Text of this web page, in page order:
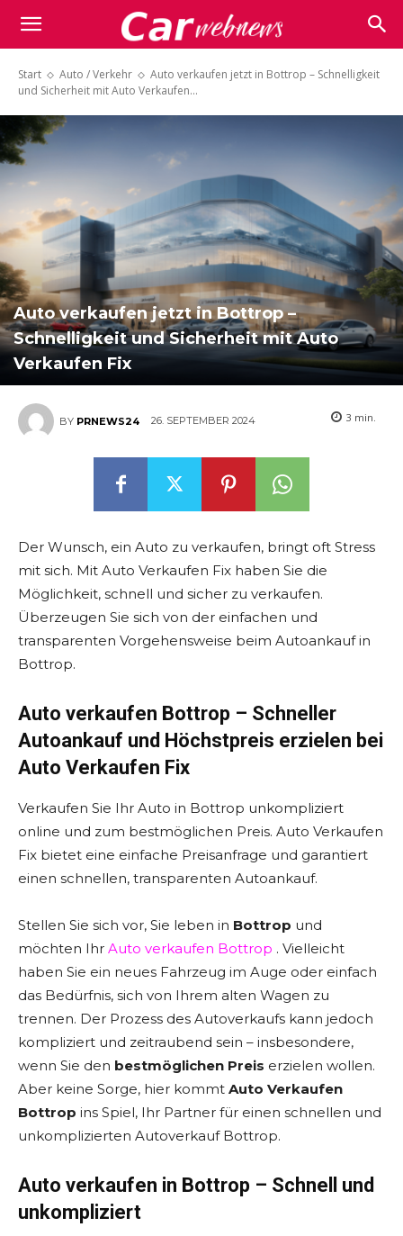
Carwebnews.com
Start Auto / Verkehr
Auto verkaufen jetzt in Bottrop – Schnelligkeit
und Sicherheit mit Auto Verkaufen...
Auto verkaufen jetzt in Bottrop –
Schnelligkeit und Sicherheit mit Auto
Verkaufen Fix
BY PRNEWS24 26. SEPTEMBER 2024 3 min.
Der Wunsch, ein Auto zu verkaufen, bringt oft Stress
mit sich. Mit Auto Verkaufen Fix haben Sie die
Möglichkeit, schnell und sicher zu verkaufen.
Überzeugen Sie sich von der einfachen und
transparenten Vorgehensweise beim Autoankauf in
Bottrop.
Auto verkaufen Bottrop – Schneller
Autoankauf und Höchstpreis erzielen bei
Auto Verkaufen Fix
Verkaufen Sie Ihr Auto in Bottrop unkompliziert
online und zum bestmöglichen Preis. Auto Verkaufen
Fix bietet eine einfache Preisanfrage und garantiert
einen schnellen, transparenten Autoankauf.
Stellen Sie sich vor, Sie leben in Bottrop und
möchten Ihr Auto verkaufen Bottrop . Vielleicht
haben Sie ein neues Fahrzeug im Auge oder einfach
das Bedürfnis, sich von Ihrem alten Wagen zu
trennen. Der Prozess des Autoverkaufs kann jedoch
kompliziert und zeitraubend sein – insbesondere,
wenn Sie den bestmöglichen Preis erzielen wollen.
Aber keine Sorge, hier kommt Auto Verkaufen
Bottrop ins Spiel, Ihr Partner für einen schnellen und
unkomplizierten Autoverkauf Bottrop.
Auto verkaufen in Bottrop – Schnell und
unkompliziert